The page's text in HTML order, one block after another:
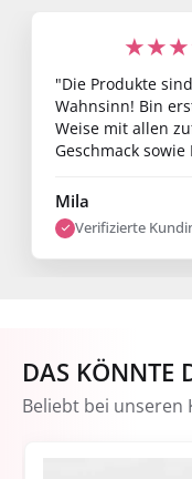
"Die Produkte
Wahnsinn! Bin
Weise mit allen
Geschmack
auch schon nach
sehen. Bin super
Mila
Verifizierte
DAS KÖNNTE
Beliebt bei unseren